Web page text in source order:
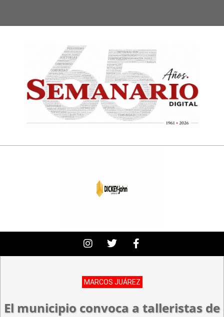
Digital
MARCOS JUÁREZ
El municipio convoca a talleristas de